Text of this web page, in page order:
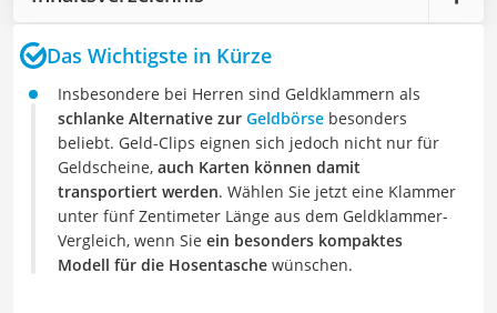
Das Wichtigste in Kürze
Insbesondere bei Herren sind Geldklammern als
schlanke Alternative zur Geldbörse besonders
beliebt. Geld-Clips eignen sich jedoch nicht nur für
Geldscheine, auch Karten können damit
transportiert werden. Wählen Sie jetzt eine Klammer
unter fünf Zentimeter Länge aus dem Geldklammer-
Vergleich, wenn Sie ein besonders kompaktes
Modell für die Hosentasche wünschen.